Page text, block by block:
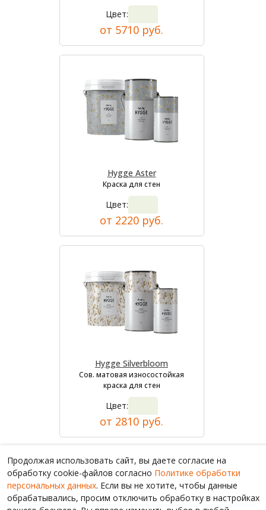
Цвет:
от 5710 руб.
Hygge Aster
Краска для стен
Цвет:
от 2220 руб.
Hygge Silverbloom
Сов. матовая износостойкая
краска для стен
Цвет:
от 2810 руб.
Продолжая использовать сайт, вы даете согласие на
обработку cookie-файлов согласно Политике обработки
персональных данных. Если вы не хотите, чтобы данные
обрабатывались, просим отключить обработку в настройках